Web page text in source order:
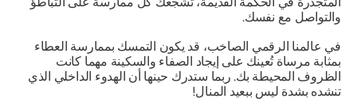
والتواصل مع نفسك.
في عالمنا الرقمي الصاخب، قد يكون التمسك بممارسة العطاء
بمثابة مرساة تُعينك على إيجاد الصفاء والسكينة مهما كانت
الظروف المحيطة بك. ربما ستدرك حينها أن الهدوء الداخلي الذي
تنشده بشدة ليس ببعيد المنال!